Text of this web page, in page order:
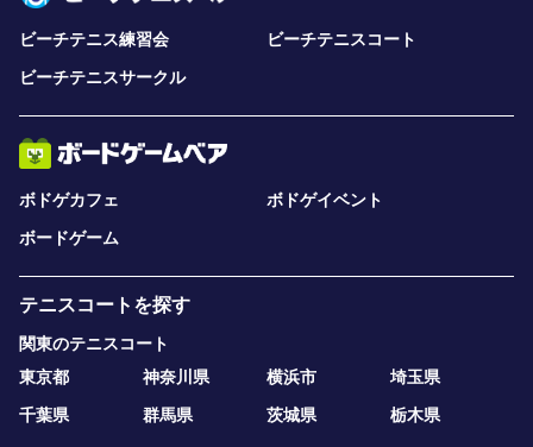
ビーチテニス練習会
ビーチテニスコート
ビーチテニスサークル
ボドゲカフェ
ボドゲイベント
ボードゲーム
テニスコートを探す
関東のテニスコート
東京都
神奈川県 横浜市
埼玉県
千葉県
群馬県 茨城県 栃木県